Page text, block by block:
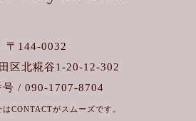
〒144-0032
区北糀谷1-20-12-302
号 / 090-1707-8704
CONTACTがスムーズです。